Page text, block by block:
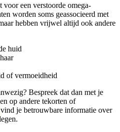
voor een verstoorde omega-
worden soms geassocieerd met
hebben vrijwel altijd ook andere
huid
of vermoeidheid
Bespreek dat dan met je
op andere tekorten of
vind je betrouwbare informatie over